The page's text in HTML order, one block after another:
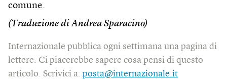
comune.
(Traduzione di Andrea Sparacino)
Internazionale pubblica ogni settimana una pagina di
lettere. Ci piacerebbe sapere cosa pensi di questo
articolo. Scrivici a: posta@internazionale.it